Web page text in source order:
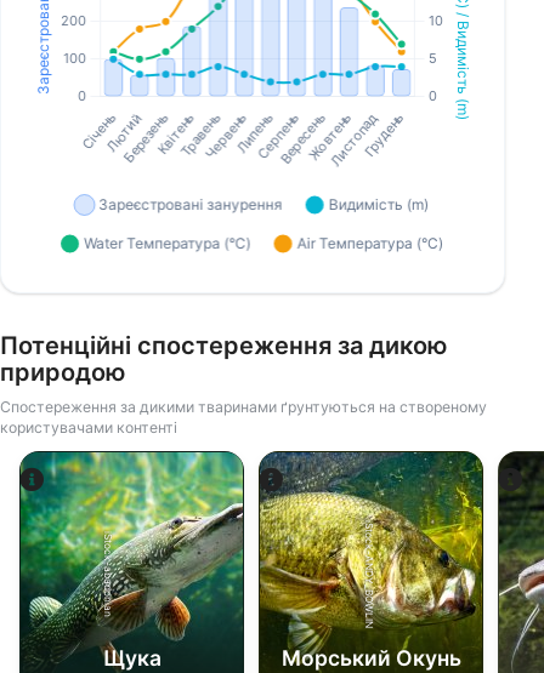
Потенційні спостереження за дикою
природою
Спостереження за дикими тваринами ґрунтуються на створеному
користувачами контенті
iStock-abadonian
Щука
iStock-ANDY_BOWLIN
Морський Окунь